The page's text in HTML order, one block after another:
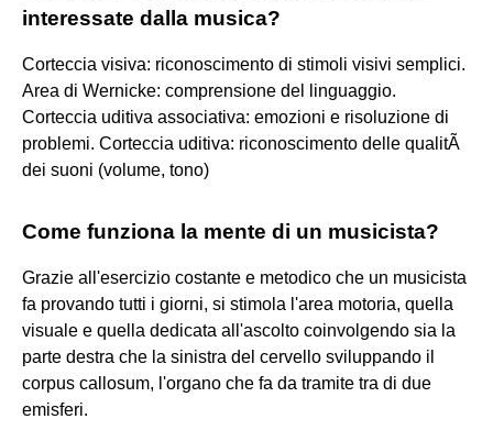
interessate dalla musica?
Corteccia visiva: riconoscimento di stimoli visivi semplici.
Area di Wernicke: comprensione del linguaggio.
Corteccia uditiva associativa: emozioni e risoluzione di
problemi. Corteccia uditiva: riconoscimento delle qualitÃ
dei suoni (volume, tono)
Come funziona la mente di un musicista?
Grazie all'esercizio costante e metodico che un musicista
fa provando tutti i giorni, si stimola l'area motoria, quella
visuale e quella dedicata all'ascolto coinvolgendo sia la
parte destra che la sinistra del cervello sviluppando il
corpus callosum, l'organo che fa da tramite tra di due
emisferi.